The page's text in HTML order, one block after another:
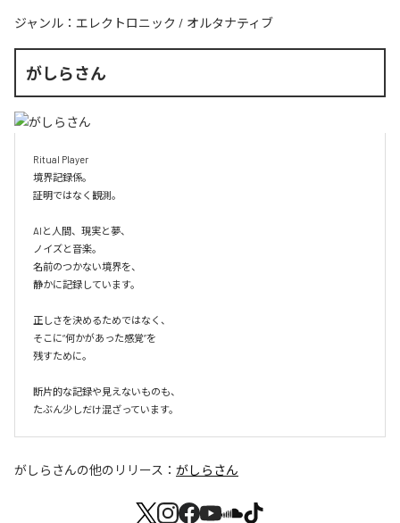
ジャンル： エレクトロニック / オルタナティブ
がしらさん
Ritual Player
境界記録係。
証明ではなく観測。
AIと人間、現実と夢、
ノイズと音楽。
名前のつかない境界を、
静かに記録しています。
正しさを決めるためではなく、
そこに“何かがあった感覚”を
残すために。
断片的な記録や見えないものも、
たぶん少しだけ混ざっています。
がしらさんの他のリリース： がしらさん